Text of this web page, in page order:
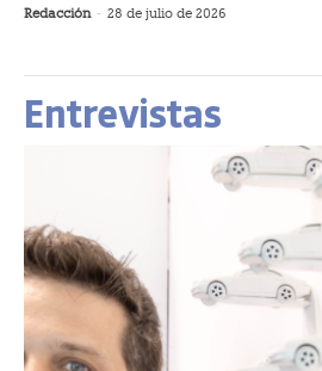
Redacción - 28 de julio de 2026
Entrevistas